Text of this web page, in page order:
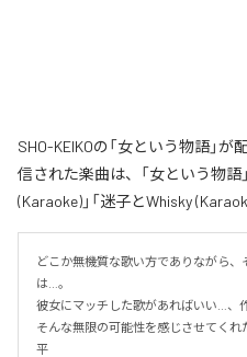
SHO-KEIKOの「女という物語」
信された楽曲は、「女という物語
(Karaoke)」「迷子とWhisky
どこか無機質な歌い方でありながら
は…。
彼女にマッチした歌があればいい…、
そんな無限の可能性を感じさせてく
平